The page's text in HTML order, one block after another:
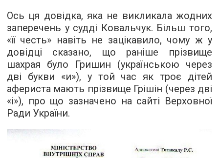
Ось ця довідка, яка не викликала жодних
заперечень у судді Ковальчук. Більш того,
«її честь» навіть не зацікавило, чому ж у
довідці сказано, що раніше прізвище
шахрая було Гришин (українською через
дві букви «и»), у той час як троє дітей
афериста мають прізвище Грішін (через дві
«і»), про що зазначено на сайті Верховної
Ради України.